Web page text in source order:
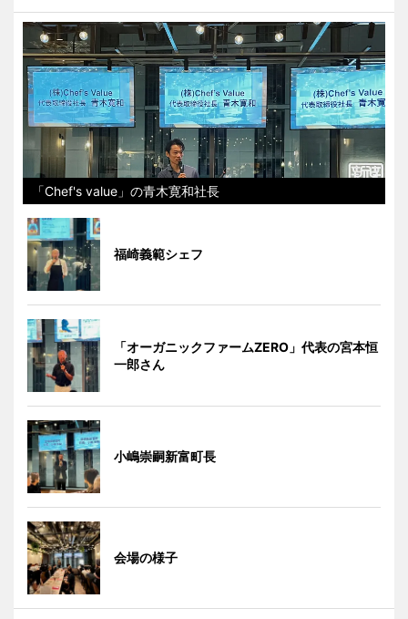
「Chef's value」の青木寛和社長
福崎義範シェフ
「オーガニックファームZERO」代表の宮本恒
一郎さん
小嶋崇嗣新富町長
会場の様子